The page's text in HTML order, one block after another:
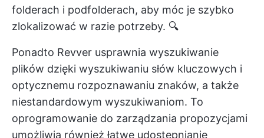
folderach i podfolderach, aby móc je szybko
zlokalizować w razie potrzeby. 🔍
Ponadto Revver usprawnia wyszukiwanie
plików dzięki wyszukiwaniu słów kluczowych i
optycznemu rozpoznawaniu znaków, a także
niestandardowym wyszukiwaniom. To
oprogramowanie do zarządzania propozycjami
umożliwia również łatwe udostępnianie